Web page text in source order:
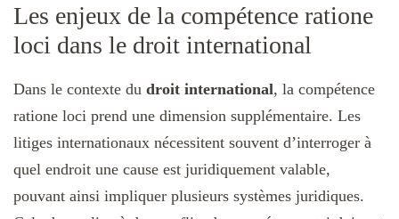
Les enjeux de la compétence ratione
loci dans le droit international
Dans le contexte du droit international, la compétence
ratione loci prend une dimension supplémentaire. Les
litiges internationaux nécessitent souvent d’interroger à
quel endroit une cause est juridiquement valable,
pouvant ainsi impliquer plusieurs systèmes juridiques.